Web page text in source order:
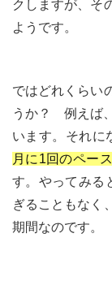
クしますが、そ
ようです。
ではどれくらい
うか？ 例えば
います。それに
月に1回のペー
す。やってみる
ぎることもなく
期間なのです。